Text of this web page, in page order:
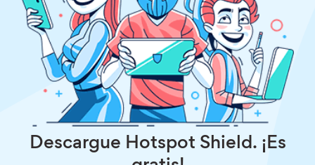
Descargue Hotspot Shield. ¡Es